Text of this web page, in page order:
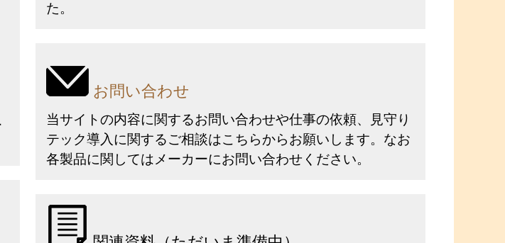
た。
お問い合わせ
当サイトの内容に関するお問い合わせや仕事の依頼、見守り
テック導入に関するご相談はこちらからお願いします。なお
各製品に関してはメーカーにお問い合わせください。